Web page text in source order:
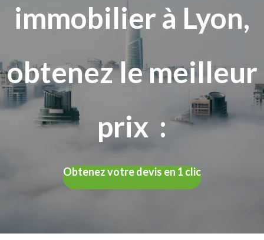
immobilier à Lyon,
obtenez le meilleur
prix :
Obtenez votre devis en 1 clic